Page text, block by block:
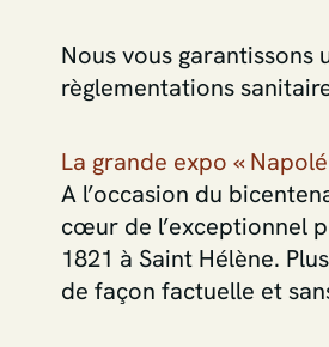
Nous vous
règlementations
La grande expo «
A l’occasion du
cœur de l’exceptionnel
1821 à Saint Hélène.
de façon factuelle et